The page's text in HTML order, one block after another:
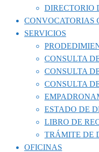
DIRECTORIO
CONVOCATORIAS
SERVICIOS
CONSULTA
CONSULTA
CONSULTA
ESTADO DE
LIBRO DE
TRÁMITE DE
OFICINAS